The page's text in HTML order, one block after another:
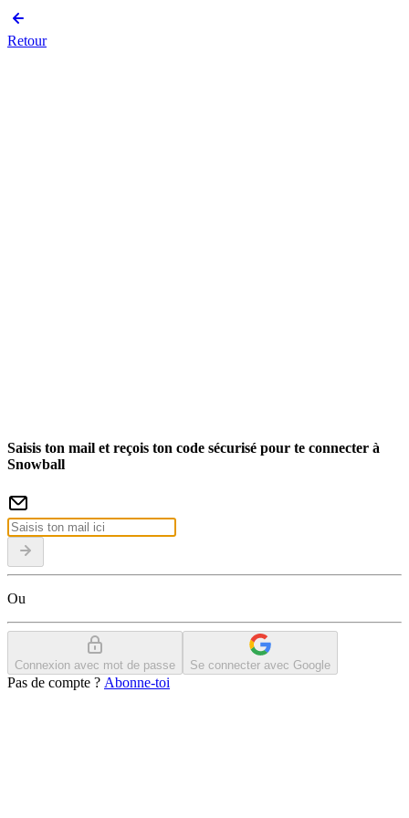
Retour
Saisis ton mail et reçois ton code sécurisé pour te connecter à
Snowball
Ou
Connexion avec mot de passe Se connecter avec Google
Pas de compte ? Abonne-toi